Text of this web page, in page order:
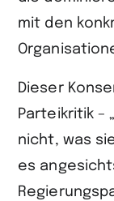
mit den
Dieser
Parteikritik –
nicht, was
es